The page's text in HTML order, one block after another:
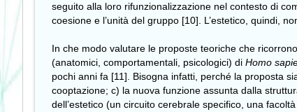
seguito alla loro rifunzionalizzazione nel contesto di
coesione e l’unità del gruppo [10]. L’estetico, quindi,
In che modo valutare le proposte teoriche che
(anatomici, comportamentali, psicologici) di Homo
pochi anni fa [11]. Bisogna infatti, perché la proposta
cooptazione; c) la nuova funzione assunta dalla
dell’estetico (un circuito cerebrale specifico, una